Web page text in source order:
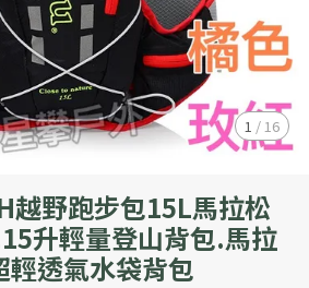
1 / 16
野跑步包15L馬拉松
升輕量登山背包.馬拉
透氣水袋背包